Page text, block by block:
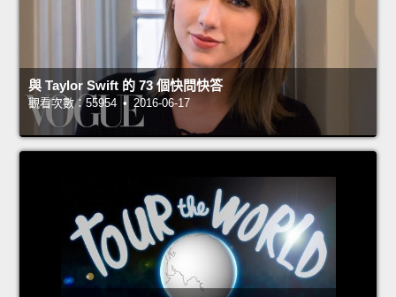
與 Taylor Swift 的 73 個快問快答
觀看次數：55954 • 2016-06-17